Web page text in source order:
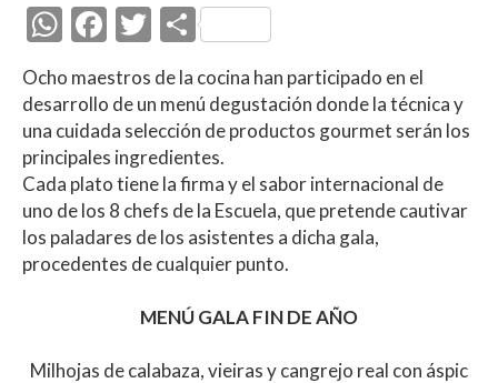
W
at
s
A
p
p
F
ac
e
b
o
o
k
T
w
itt
er
C
m
p
ar
ti
r
Ocho maestros de la cocina han participado en el
desarrollo de un menú degustación donde la técnica y
una cuidada selección de productos gourmet serán los
principales ingredientes.
Cada plato tiene la firma y el sabor internacional de
uno de los 8 chefs de la Escuela, que pretende cautivar
los paladares de los asistentes a dicha gala,
procedentes de cualquier punto.
MENÚ GALA FIN DE AÑO
Milhojas de calabaza, vieiras y cangrejo real con áspic